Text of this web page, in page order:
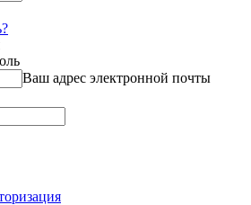
Ваш адрес электронной почты